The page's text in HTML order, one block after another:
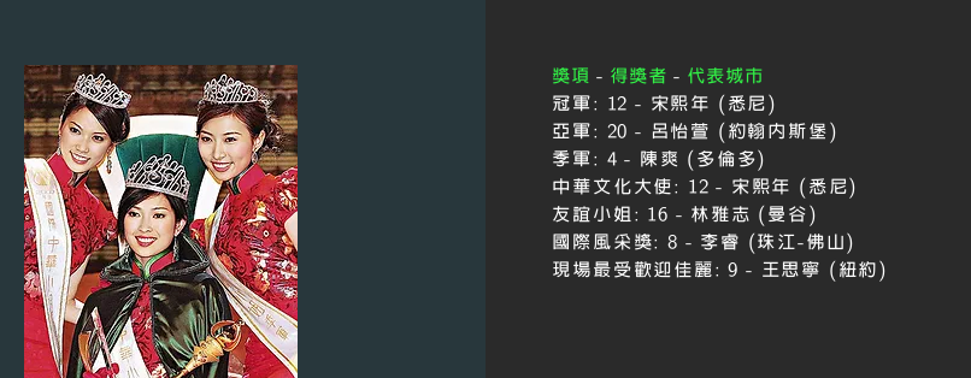
獎項 - 得獎者- 代表城市
冠軍: 12 - 宋熙年 (悉尼)
亞軍: 20 - 呂怡萱 (約翰內斯堡)
季軍: 4 - 陳爽 (多倫多)
中華文化大使: 12 - 宋熙年 (悉尼)
友誼小姐: 16 - 林雅志 (曼谷)
國際風采獎: 8 - 李睿 (珠江-佛山)
現場最受歡迎佳麗:9 - 王思寧 (紐約)